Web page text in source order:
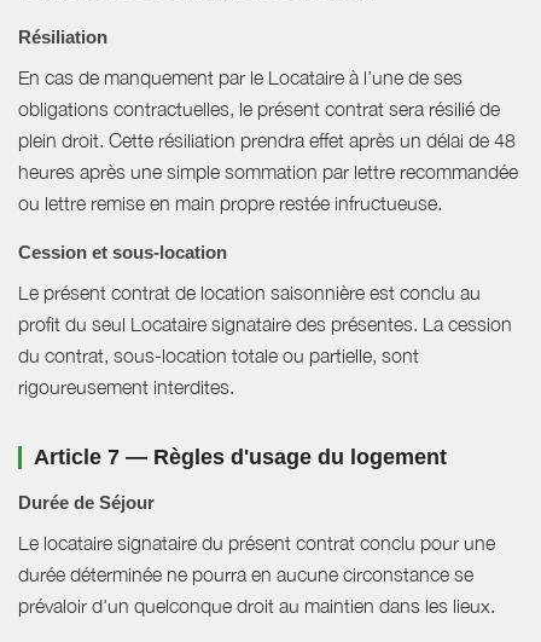
Résiliation
En cas de manquement par le Locataire à l’une de ses
obligations contractuelles, le présent contrat sera résilié de
plein droit. Cette résiliation prendra effet après un délai de 48
heures après une simple sommation par lettre recommandée
ou lettre remise en main propre restée infructueuse.
Cession et sous-location
Le présent contrat de location saisonnière est conclu au
profit du seul Locataire signataire des présentes. La cession
du contrat, sous-location totale ou partielle, sont
rigoureusement interdites.
Article 7 — Règles d'usage du logement
Durée de Séjour
Le locataire signataire du présent contrat conclu pour une
durée déterminée ne pourra en aucune circonstance se
prévaloir d'un quelconque droit au maintien dans les lieux.